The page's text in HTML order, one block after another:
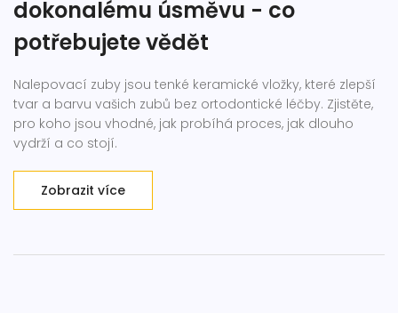
dokonalému úsměvu - co
potřebujete vědět
Nalepovací zuby jsou tenké keramické vložky, které zlepší
tvar a barvu vašich zubů bez ortodontické léčby. Zjistěte,
pro koho jsou vhodné, jak probíhá proces, jak dlouho
vydrží a co stojí.
Zobrazit více